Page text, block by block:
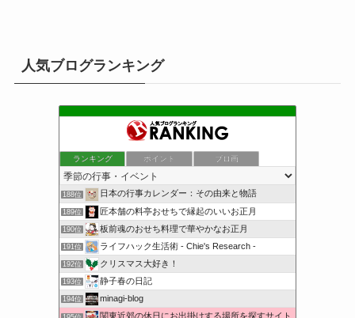
人気ブログランキング
ランキング ポイント ブロ画
188位 日本の行事カレンダー：その由来と物語
189位 匠本舗の料亭おせちで縁起のいいお正月
190位 板前魂のおせち料理で華やかなお正月
191位 ライフハック生活術 - Chie's Research -
192位 クリスマス大好き！
193位 静子春の日記
194位 minagi-blog
関東近郊の休日にお出掛けする場所を探すサイト